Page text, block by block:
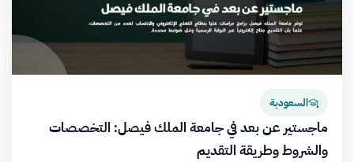
السعودية
ماجستير عن بعد في جامعة الملك فيصل: التخصصات
والشروط وطريقة التقديم